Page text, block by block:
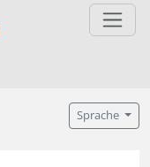
Sprache